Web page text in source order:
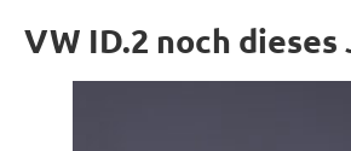
VW ID.2 noch dieses